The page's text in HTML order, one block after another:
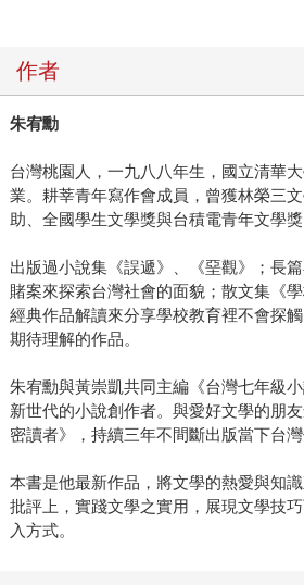
作者
朱宥勳
台灣桃園人，一九八八年生，國立清華
業。耕莘青年寫作會成員，曾獲林榮三
助、全國學生文學獎與台積電青年文學獎
出版過小說集《誤遞》、《堊觀》；長
賭案來探索台灣社會的面貌；散文集《
經典作品解讀來分享學校教育裡不會探
期待理解的作品。
朱宥勳與黃崇凱共同主編《台灣七年級
新世代的小說創作者。與愛好文學的朋
密讀者》，持續三年不間斷出版當下台灣
本書是他最新作品，將文學的熱愛與知
批評上，實踐文學之實用，展現文學技
入方式。